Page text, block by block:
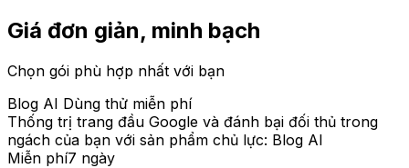
Giá đơn giản, minh bạch
Chọn gói phù hợp nhất với bạn
Blog AI Dùng thử miễn phí
Thống trị trang đầu Google và đánh bại đối thủ trong
ngách của bạn với sản phẩm chủ lực: Blog AI
Miễn phí7 ngày